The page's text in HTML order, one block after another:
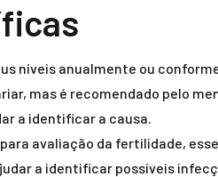
níveis anualmente ou
mas é recomendado pelo
a identificar a causa.
para avaliação da fertilidade,
a identificar possíveis